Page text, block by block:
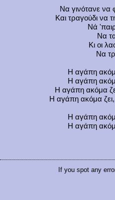
Να γινότανε να
Και τραγούδι να
Νά
Να
Κι οι
Να
Η αγάπη
Η αγάπη
Η αγάπη ακόμα
Η αγάπη ακόμα
Η αγάπη
Η αγάπη
If you spot any